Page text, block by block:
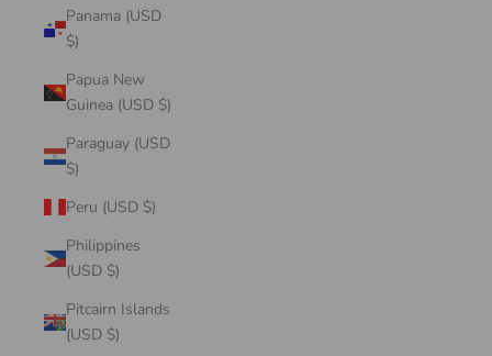
Panama (USD
$)
Papua New
Guinea (USD $)
Paraguay (USD
$)
Peru (USD $)
Philippines
(USD $)
Pitcairn Islands
(USD $)